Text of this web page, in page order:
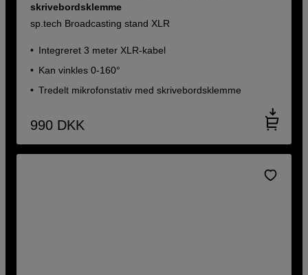
skrivebordsklemme
sp.tech Broadcasting stand XLR
Integreret 3 meter XLR-kabel
Kan vinkles 0-160°
Tredelt mikrofonstativ med skrivebordsklemme
990 DKK